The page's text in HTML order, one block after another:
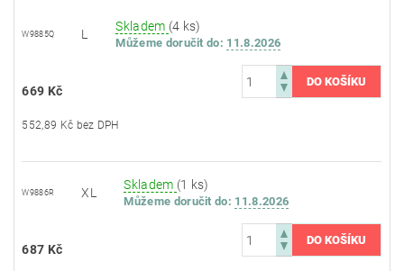
W9885Q L
Skladem (4 ks)
Můžeme doručit do: 11.8.2026
669 Kč
552,89 Kč bez DPH
W9886R XL
Skladem (1 ks)
Můžeme doručit do: 11.8.2026
687 Kč